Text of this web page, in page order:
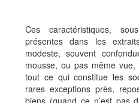
Ces caractéristiques,
présentes dans les
modeste, souvent
mousse, ou pas même
tout ce qui constitue les
rares exceptions près,
biens (quand ce n’est pas